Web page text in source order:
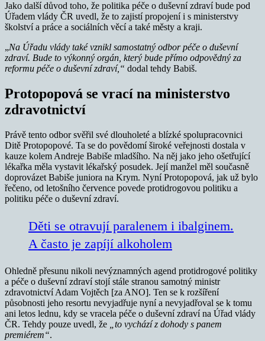
Jako další důvod toho, že politika péče o duševní zdraví bude pod
Úřadem vlády ČR uvedl, že to zajistí propojení i s ministerstvy
školství a práce a sociálních věcí a také městy a kraji.
„Na Úřadu vlády také vznikl samostatný odbor péče o duševní
zdraví. Bude to výkonný orgán, který bude přímo odpovědný za
reformu péče o duševní zdraví,“ dodal tehdy Babiš.
Protopopová se vrací na ministerstvo
zdravotnictví
Právě tento odbor svěřil své dlouholeté a blízké spolupracovnici
Ditě Protopopové. Ta se do povědomí široké veřejnosti dostala v
kauze kolem Andreje Babiše mladšího. Na něj jako jeho ošetřující
lékařka měla vystavit lékařský posudek. Její manžel měl současně
doprovázet Babiše juniora na Krym. Nyní Protopopová, jak už bylo
řečeno, od letošního července povede protidrogovou politiku a
politiku péče o duševní zdraví.
Děti se otravují paralenem i ibalginem.
A často je zapíjí alkoholem
Ohledně přesunu nikoli nevýznamných agend protidrogové politiky
a péče o duševní zdraví stojí stále stranou samotný ministr
zdravotnictví Adam Vojtěch [za ANO]. Ten se k rozšíření
působnosti jeho resortu nevyjadřuje nyní a nevyjadřoval se k tomu
ani letos lednu, kdy se vracela péče o duševní zdraví na Úřad vlády
ČR. Tehdy pouze uvedl, že
„to vychází z dohody s panem
premiérem“.